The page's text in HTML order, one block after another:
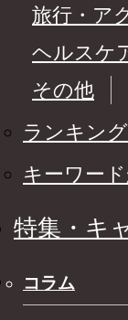
旅行・ア
ヘルスケ
その他
ランキン
キーワー
特集・キ
コラム